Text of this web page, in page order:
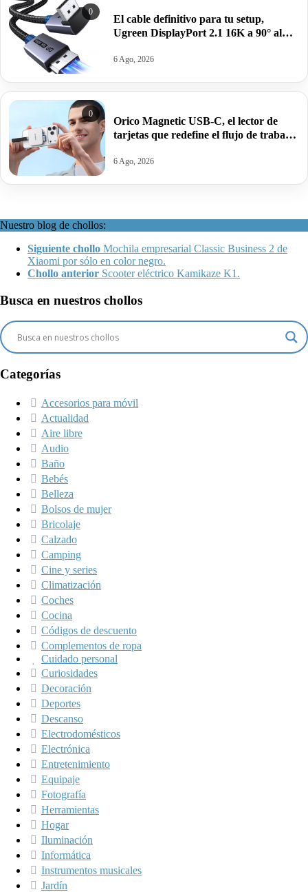
0
El cable definitivo para tu setup,
Ugreen DisplayPort 2.1 16K a 90° al
6 Ago, 2026
0
Orico Magnetic USB-C, el lector de
tarjetas que redefine el flujo de trabajo
6 Ago, 2026
Nuestro blog de chollos:
Siguiente chollo Mochila empresarial Classic Business 2 de
Xiaomi por sólo en color negro.
Chollo anterior Scooter eléctrico Kamikaze K1.
Busca en nuestros chollos
Categorías
Accesorios para móvil
Actualidad
Aire libre
Audio
Baño
Bebés
Belleza
Bolsos de mujer
Bricolaje
Calzado
Camping
Cine y series
Climatización
Coches
Cocina
Códigos de descuento
Complementos de ropa
Cuidado personal
Curiosidades
Decoración
Deportes
Descanso
Electrodomésticos
Electrónica
Entretenimiento
Equipaje
Fotografía
Herramientas
Hogar
Iluminación
Informática
Instrumentos musicales
Jardín